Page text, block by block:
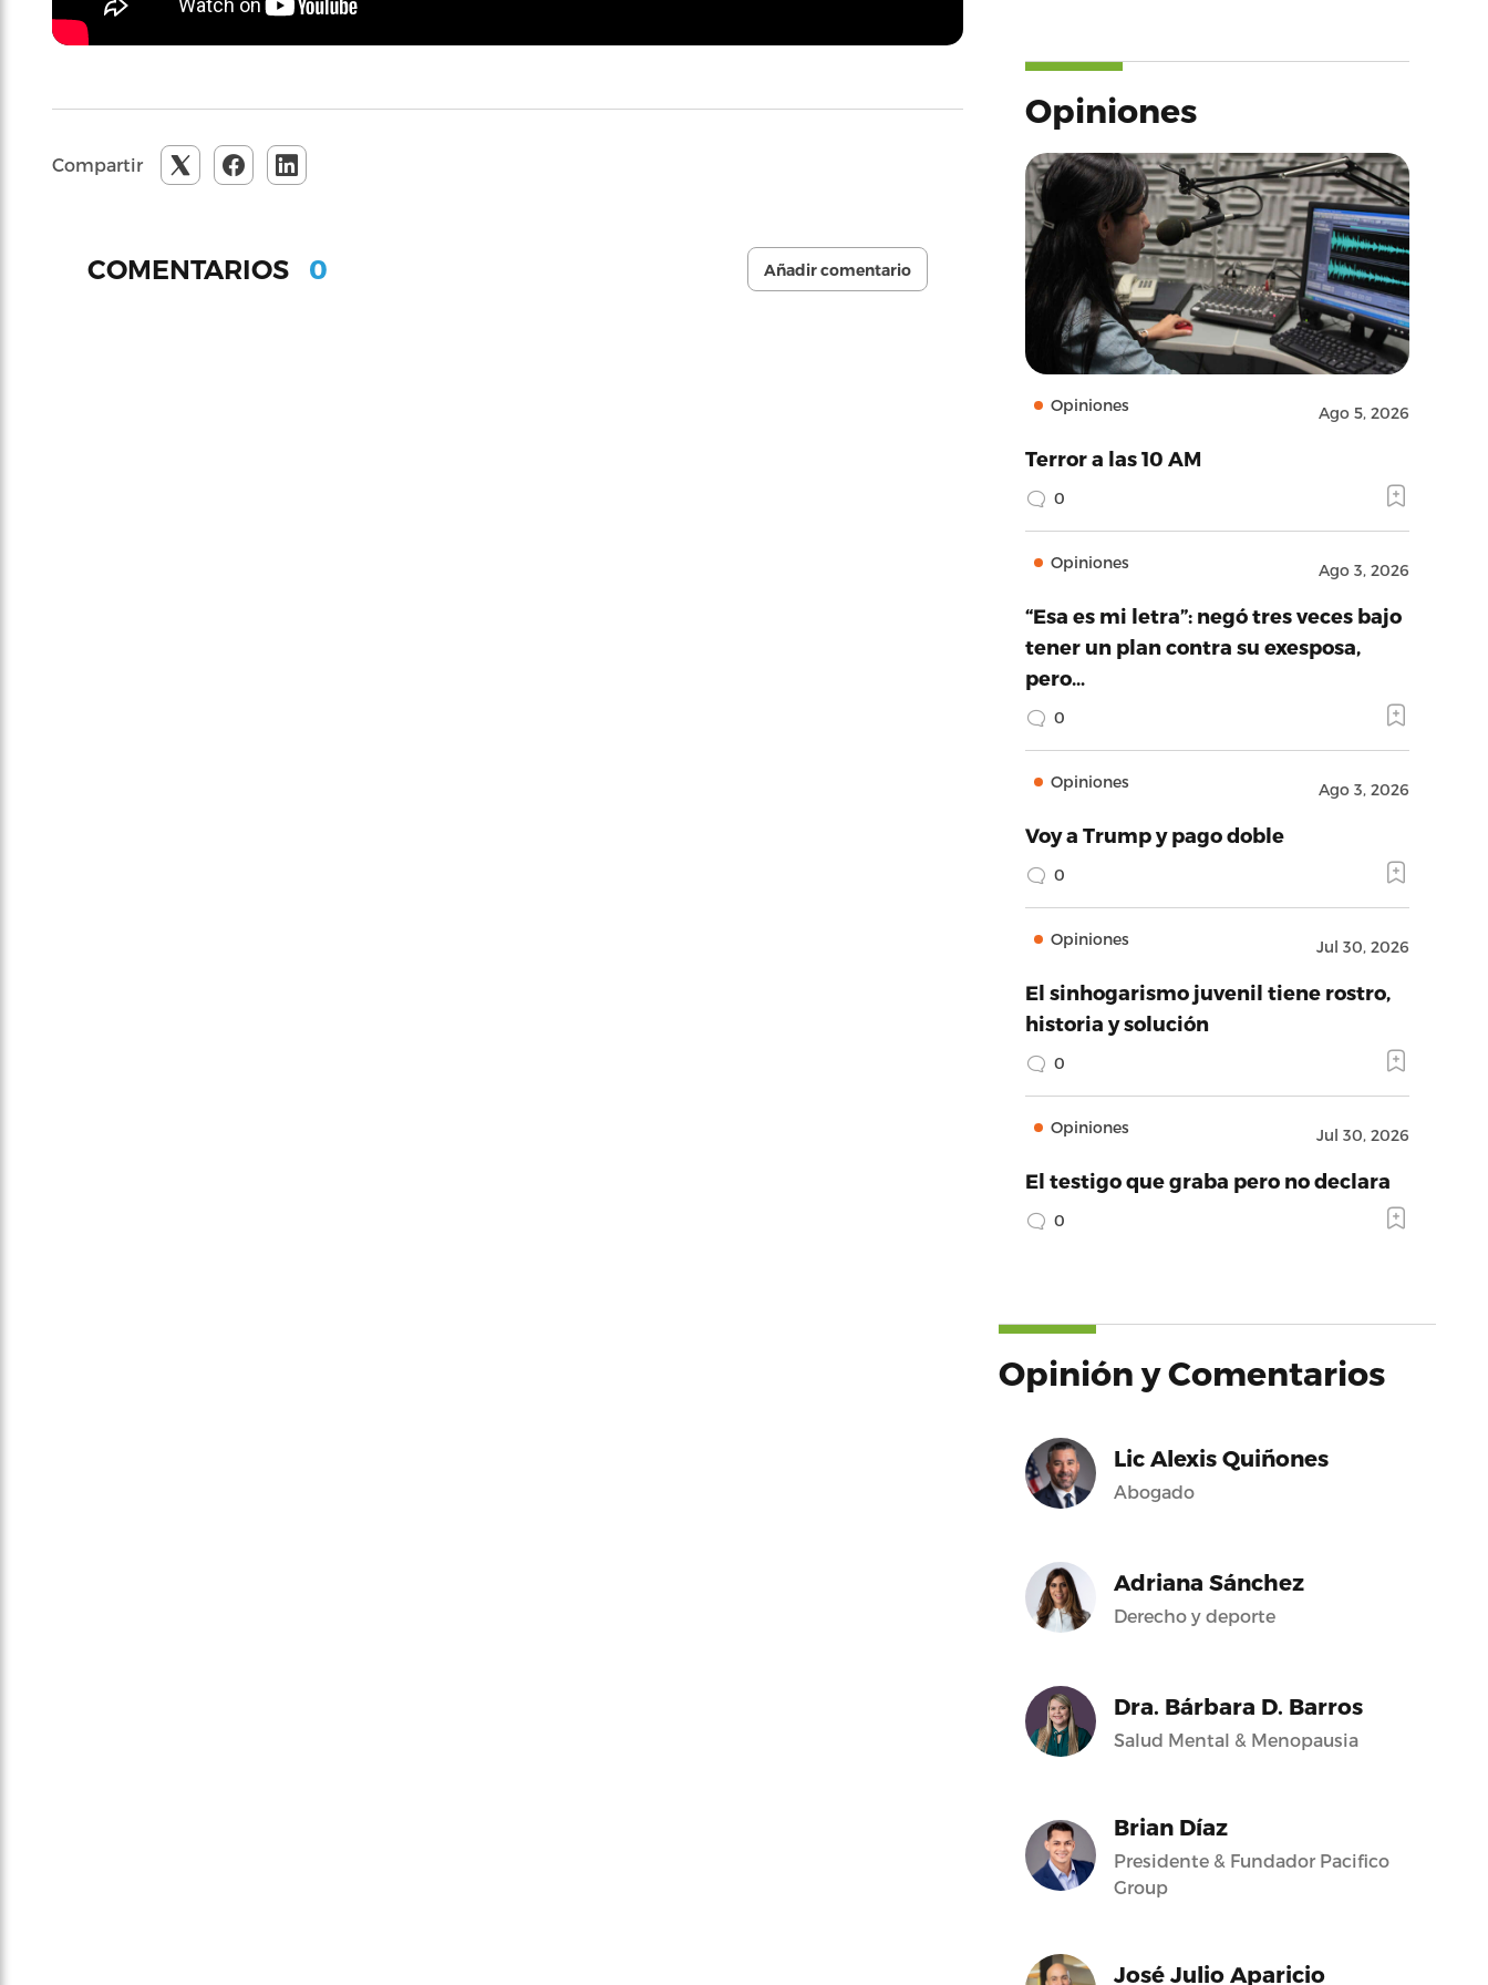
Compartir
COMENTARIOS 0 Añadir comentario
Opiniones
Opiniones Ago 5, 2026
Terror a las 10 AM
0
Opiniones Ago 3, 2026
“Esa es mi letra”: negó tres veces bajo
tener un plan contra su exesposa,
pero…
0
Opiniones Ago 3, 2026
Voy a Trump y pago doble
0
Opiniones Jul 30, 2026
El sinhogarismo juvenil tiene rostro,
historia y solución
0
Opiniones Jul 30, 2026
El testigo que graba pero no declara
0
Opinión y Comentarios
Lic Alexis Quiñones
Abogado
Adriana Sánchez
Derecho y deporte
Dra. Bárbara D. Barros
Salud Mental & Menopausia
Brian Díaz
Presidente & Fundador Pacifico
Group
José Julio Aparicio